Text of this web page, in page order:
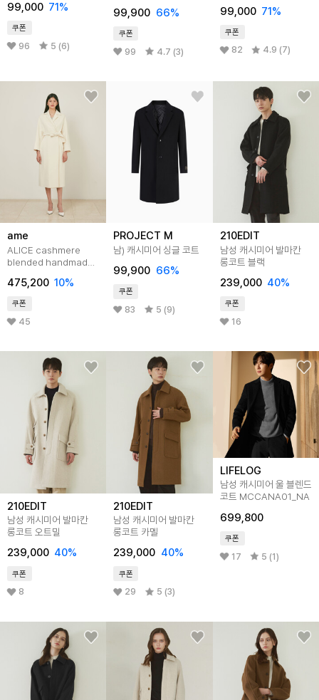
99,000 71%
쿠폰
96 5 (6)
99,900 66%
쿠폰
99 4.7 (3)
99,000 71%
쿠폰
82 4.9 (7)
ame
ALICE cashmere
blended handmade
475,200 10%
쿠폰
45
PROJECT M
남) 캐시미어 싱글 코트
99,900 66%
쿠폰
83 5 (9)
210EDIT
남성 캐시미어 발마칸
롱코트 블랙
239,000 40%
쿠폰
16
210EDIT
남성 캐시미어 발마칸
롱코트 오트밀
239,000 40%
쿠폰
8
210EDIT
남성 캐시미어 발마칸
롱코트 카멜
239,000 40%
쿠폰
29 5 (3)
LIFELOG
남성 캐시미어 울 블렌드
코트 MCCANA01_NA
699,800
쿠폰
17 5 (1)